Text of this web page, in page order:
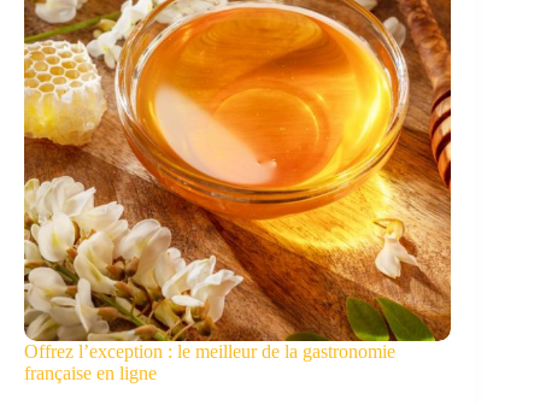
Offrez l’exception : le meilleur de la gastronomie
française en ligne